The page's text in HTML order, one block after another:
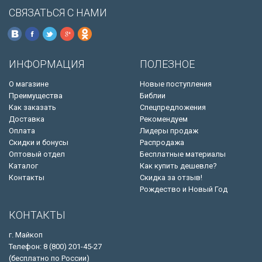
СВЯЗАТЬСЯ С НАМИ
ИНФОРМАЦИЯ
О магазине
Преимущества
Как заказать
Доставка
Оплата
Скидки и бонусы
Оптовый отдел
Каталог
Контакты
ПОЛЕЗНОЕ
Новые поступления
Библии
Спецпредложения
Рекомендуем
Лидеры продаж
Распродажа
Бесплатные материалы
Как купить дешевле?
Скидка за отзыв!
Рождество и Новый Год
КОНТАКТЫ
г. Майкоп
Телефон: 8 (800) 201-45-27
(бесплатно по России)